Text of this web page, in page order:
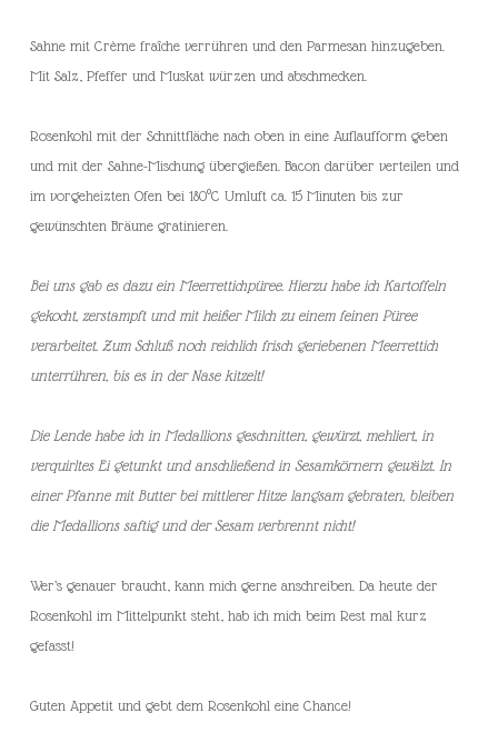
Sahne mit Crème fraîche verrühren und den Parmesan hinzugeben.
Mit Salz, Pfeffer und Muskat würzen und abschmecken.
Rosenkohl mit der Schnittfläche nach oben in eine Auflaufform geben
und mit der Sahne-Mischung übergießen. Bacon darüber verteilen und
im vorgeheizten Ofen bei 180°C Umluft ca. 15 Minuten bis zur
gewünschten Bräune gratinieren.
Bei uns gab es dazu ein Meerrettichpüree. Hierzu habe ich Kartoffeln
gekocht, zerstampft und mit heißer Milch zu einem feinen Püree
verarbeitet. Zum Schluß noch reichlich frisch geriebenen Meerrettich
unterrühren, bis es in der Nase kitzelt!
Die Lende habe ich in Medallions geschnitten, gewürzt, mehliert, in
verquirltes Ei getunkt und anschließend in Sesamkörnern gewälzt. In
einer Pfanne mit Butter bei mittlerer Hitze langsam gebraten, bleiben
die Medallions saftig und der Sesam verbrennt nicht!
Wer’s genauer braucht, kann mich gerne anschreiben. Da heute der
Rosenkohl im Mittelpunkt steht, hab ich mich beim Rest mal kurz
gefasst!
Guten Appetit und gebt dem Rosenkohl eine Chance!